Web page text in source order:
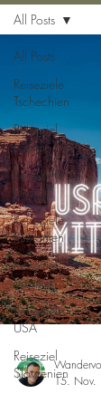
All Posts
Reiseziele
Tschechien
Reiseziel
Malta
Reiseziele
Hessen
Reiseziele
Rumänien
Reiseziel
Spanien
Reiseziele
USA
Reiseziel
Slowenien
All Posts
15. Nov.